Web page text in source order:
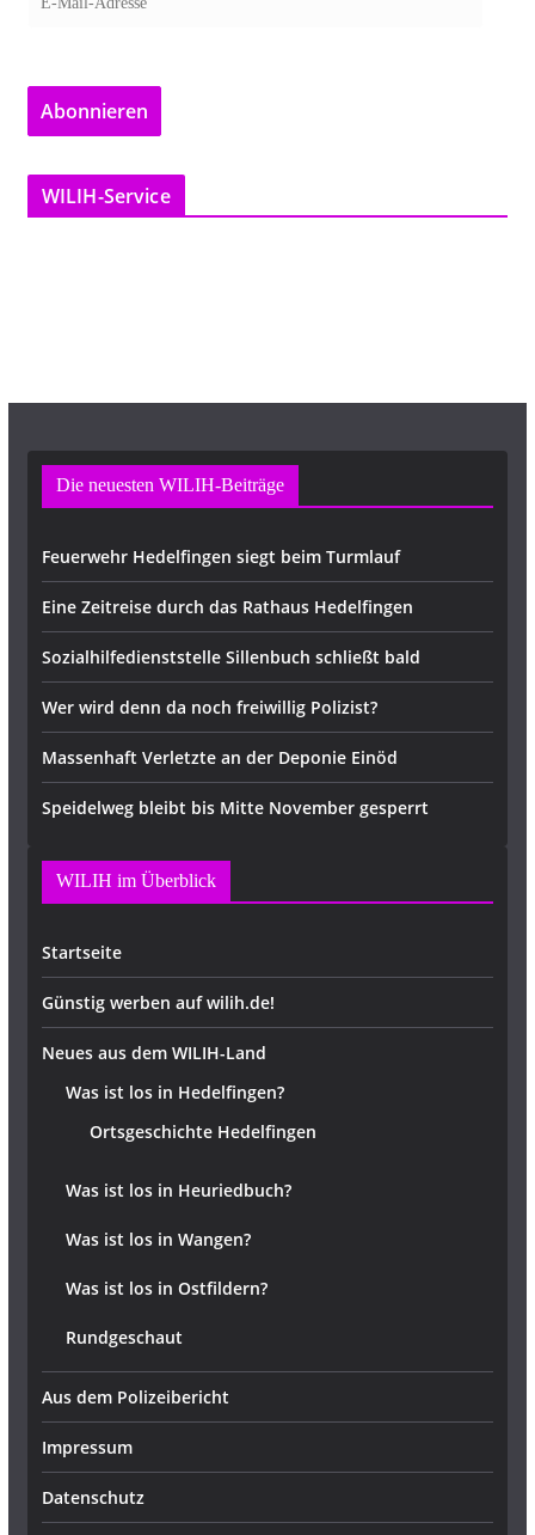
a
l
-
Abonnieren
WILIH-Service
Die neuesten WILIH-Beiträge
Feuerwehr Hedelfingen siegt beim Turmlauf
Eine Zeitreise durch das Rathaus Hedelfingen
Sozialhilfedienststelle Sillenbuch schließt bald
Wer wird denn da noch freiwillig Polizist?
Massenhaft Verletzte an der Deponie Einöd
Speidelweg bleibt bis Mitte November gesperrt
WILIH im Überblick
Startseite
Günstig werben auf wilih.de!
Neues aus dem WILIH-Land
Was ist los in Hedelfingen?
Ortsgeschichte Hedelfingen
Was ist los in Heuriedbuch?
Was ist los in Wangen?
Was ist los in Ostfildern?
Rundgeschaut
Aus dem Polizeibericht
Impressum
Datenschutz